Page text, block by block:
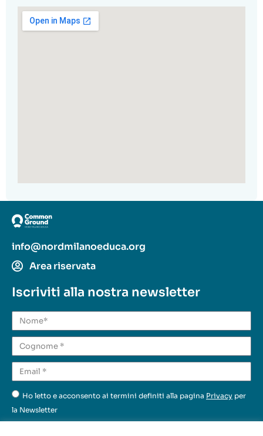
info@nordmilanoeduca.org
Area riservata
Iscriviti alla nostra newsletter
Ho letto e acconsento ai termini definiti alla pagina Privacy per
la Newsletter